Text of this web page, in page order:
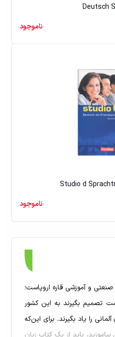
Deutsch
ناموجود
Studio d
ناموجود
و آموزشی قاره اروپاست؛
تصمیم بگیرند به این کشور
را یاد بگیرند. برای این‌که